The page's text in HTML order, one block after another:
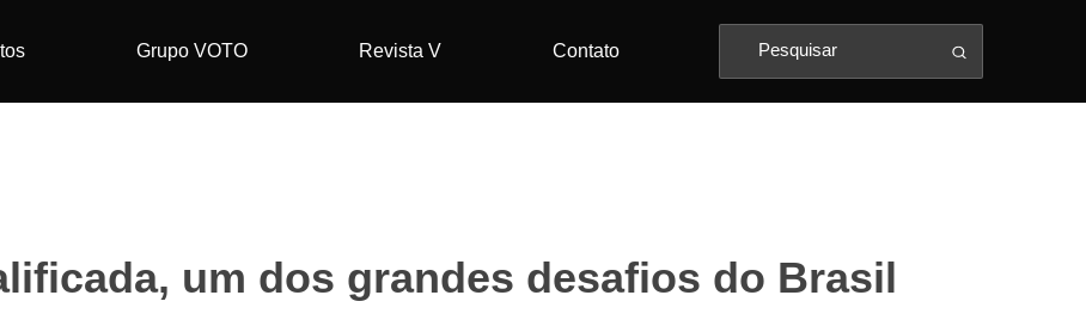
Grupo VOTO Revista V Contato
um dos grandes desafios do Brasil